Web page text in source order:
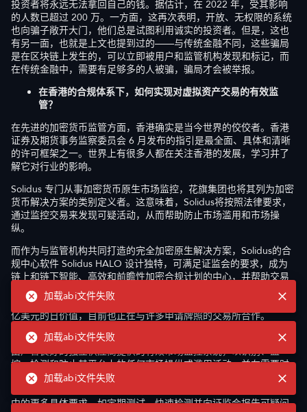
投资者将永远无法拿回自己的钱。据估计，在 2022 年，受其影响
的人数已超过 200 万。一方面，这再次表明，开放、无权限的系统
也向骗子敞开大门，他们总是试图利用诚实的投资者。但是，这也
有另一面，也就是上文也提到过的——与传统金融不同，这些骗局
是在区块链上发生的，可以立即被用户和监管机构发现和标记，而
在传统金融中，需要有足够多的人被骗，骗局才会被举报。
在香港的合规体系下，如何实现对虚拟资产交易的有效监
管？
在先进的加密货币监管方面，香港确实是当今世界的佼佼者。香港
证券及期货事务监察委员会 6 月发布的指引是最全面、具体和清晰
的许可框架之一。世界上有很多人都在关注香港的发展，学习并了
解它对行业的影响。
Solidus 专门从事加密货币原生市场监控，花旗集团也将其列为加密
货币解决方案的类别定义者。这意味着，Solidus将按照法律要求，
通过监控交易来发现可疑活动，从而帮助防止市场滥用和市场操
纵。
而作为与监管机构共同打造的完全加密原生解决方案，Solidus的合
规中心软件 Solidus HALO 设计独特，可满足证监会的要求，成为
链上和链下智能、高效和前瞻性加密合规计划的中心，并帮助交易
所申请和获得牌照。Solidus在过去五年中与全球最大的加密货币公
司和金融机构的合作，包括监控超过 2.5 亿个交易事件和超过 16 万
亿美元的日价值，目前也正在与许多申请牌照的交易所合作。
最具体地说，证监会法规第 8.3 条要求平台使用“平台运营商应采用
由声誉良好的独立供应商提供的有效市场监控系统，以识别、监
控、检测和防止其平台上的任何市场操纵或滥用活动，并在需要时
为证监会提供访问该系统的途径，以履行其自身的监控职能”。
Solidus 就是为此而专门建立的，同时也是为了满足证监会指导方针
中的更多具体要求，如定期测试、快速检测并向证监会报告可疑问
加载abi文件失败
加载abi文件失败
加载abi文件失败